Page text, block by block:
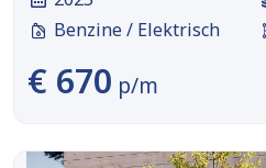
Benzine / Elektrisch
€ 670 p/m